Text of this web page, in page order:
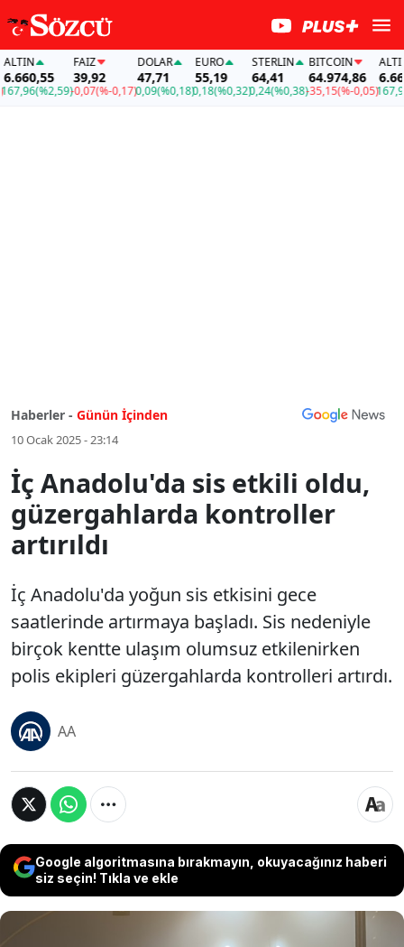
(%2,59)
FAİZ
39,92
-0,07(%-0,17)
DOLAR
47,71
0,09(%0,18)
EURO
55,19
0,18(%0,32)
STERLIN
64,41
0,24(%0,38)
BITCOIN
64.974,86
-35,15(%-0,05)
ALTIN
167,96
Haberler - Günün İçinden
10 Ocak 2025 - 23:14
İç Anadolu'da sis etkili oldu,
güzergahlarda kontroller
artırıldı
İç Anadolu'da yoğun sis etkisini gece
saatlerinde artırmaya başladı. Sis nedeniyle
birçok kentte ulaşım olumsuz etkilenirken
polis ekipleri güzergahlarda kontrolleri artırdı.
AA
Google algoritmasına bırakmayın, okuyacağınız haberi
siz seçin! Tıkla ve ekle